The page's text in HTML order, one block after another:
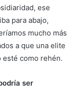
ese
para abajo,
mucho más
a que una elite
esté como rehén.
ser